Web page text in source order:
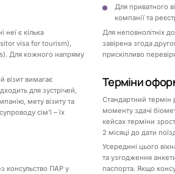
є кілька
visa for tourism),
Для кожного напряму
візит вимагає
для зустрічей,
мету візиту та
сімʼї – їх
консульство ПАР у
Для приватного
компанії та
Для неповнолітніх
завірена згода
прискіпливо
Терміни
Стандартний термін
моменту здачі
кейсах терміни
2 місяці до дати
Усередині цього
та узгодження
паспорта. Якщо